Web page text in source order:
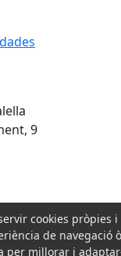
9
de:
cookies pròpies
de navegació
per millorar i